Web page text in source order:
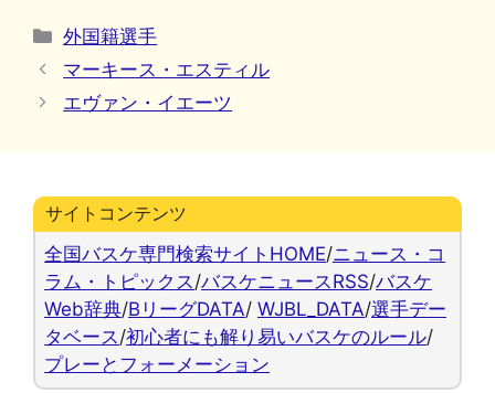
カ
テ
リ
外国籍選手
マーキース・エスティル
エヴァン・イエーツ
サイトコンテンツ
全国バスケ専門検索サイトHOME/ニュース・コ
ラム・トピックス /バスケニュースRSS/バスケ
Web辞典/BリーグDATA/ WJBL_DATA/選手デー
タベース /初心者にも解り易いバスケのルール/
プレーとフォーメーション